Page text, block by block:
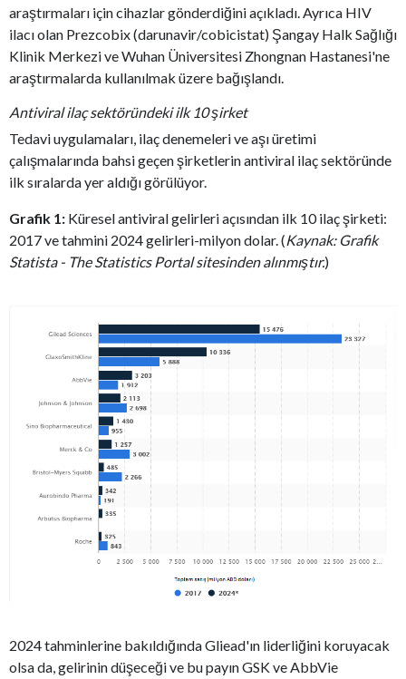
araştırmaları için cihazlar gönderdiğini açıkladı. Ayrıca HIV
ilacı olan Prezcobix (darunavir/cobicistat) Şangay Halk Sağlığı
Klinik Merkezi ve Wuhan Üniversitesi Zhongnan Hastanesi'ne
araştırmalarda kullanılmak üzere bağışlandı.
Antiviral ilaç sektöründeki ilk 10 şirket
Tedavi uygulamaları, ilaç denemeleri ve aşı üretimi
çalışmalarında bahsi geçen şirketlerin antiviral ilaç sektöründe
ilk sıralarda yer aldığı görülüyor.
Grafik 1: Küresel antiviral gelirleri açısından ilk 10 ilaç şirketi:
2017 ve tahmini 2024 gelirleri-milyon dolar. (Kaynak: Grafik
Statista - The Statistics Portal sitesinden alınmıştır.)
2024 tahminlerine bakıldığında Gliead'ın liderliğini koruyacak
olsa da, gelirinin düşeceği ve bu payın GSK ve AbbVie